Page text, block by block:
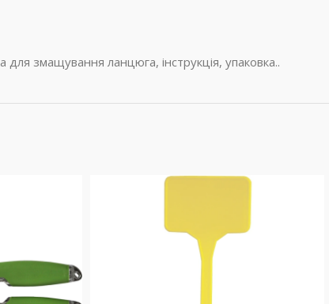
змащування ланцюга, інструкція, упаковка..